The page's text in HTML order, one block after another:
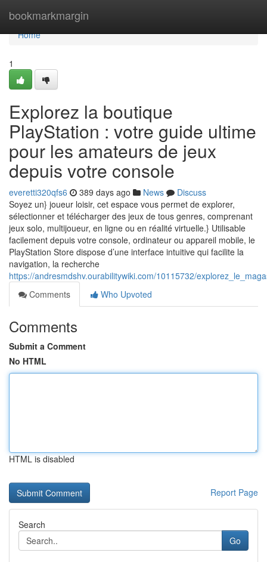
bookmarkmargin
Home
Home
1
Explorez la boutique
PlayStation : votre guide ultime
pour les amateurs de jeux
depuis votre console
everetti320qfs6 389 days ago News
Discuss
Soyez un} joueur loisir, cet espace vous permet de explorer,
sélectionner et télécharger des jeux de tous genres, comprenant
jeux solo, multijoueur, en ligne ou en réalité virtuelle.} Utilisable
facilement depuis votre console, ordinateur ou appareil mobile, le
PlayStation Store dispose d’une interface intuitive qui facilite la
navigation, la recherche
https://andresmdshv.ourabilitywiki.com/10115732/
Comments
Who Upvoted
Comments
Submit a Comment
No HTML
HTML is disabled
Report Page
Search
Go